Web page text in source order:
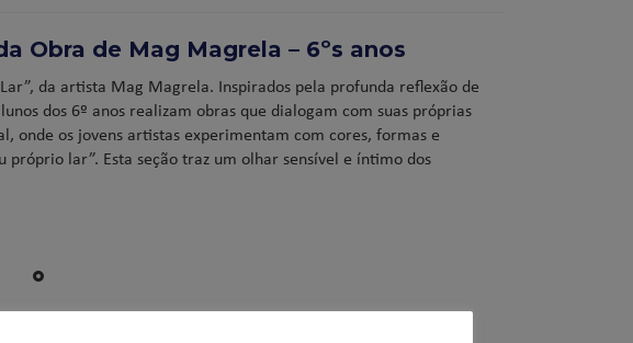
Obra de Mag Magrela – 6ºs anos
da artista Mag Magrela. Inspirados pela profunda reflexão de
dos 6º anos realizam obras que dialogam com suas próprias
onde os jovens artistas experimentam com cores, formas e
lar”. Esta seção traz um olhar sensível e íntimo dos